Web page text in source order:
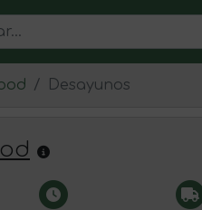
Desayunos